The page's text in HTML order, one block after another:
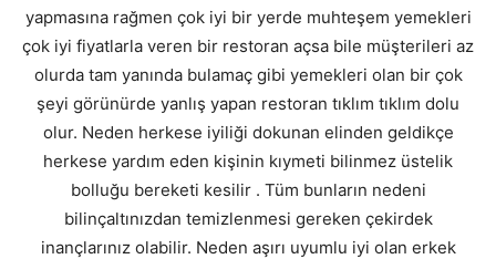
yapmasına rağmen çok iyi bir yerde muhteşem yemekleri
çok iyi fiyatlarla veren bir restoran açsa bile müşterileri az
olurda tam yanında bulamaç gibi yemekleri olan bir çok
şeyi görünürde yanlış yapan restoran tıklım tıklım dolu
olur. Neden herkese iyiliği dokunan elinden geldikçe
herkese yardım eden kişinin kıymeti bilinmez üstelik
bolluğu bereketi kesilir . Tüm bunların nedeni
bilinçaltınızdan temizlenmesi gereken çekirdek
inançlarınız olabilir. Neden aşırı uyumlu iyi olan erkek